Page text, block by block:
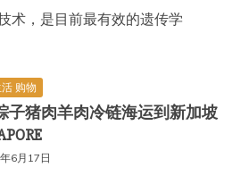
术，是目前最有效的遗传学
购物
子猪肉羊肉冷链海运到新加坡
6月17日